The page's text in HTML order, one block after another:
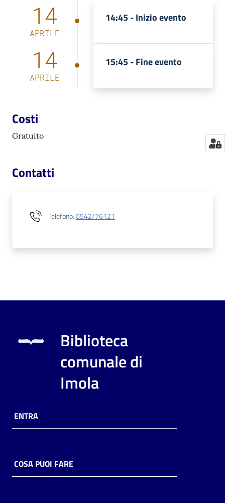
14
APRILE
14:45 -Inizio evento
14
APRILE
15:45 -Fine evento
Costi
Gratuito
Contatti
Telefono:0542/76121
Biblioteca
comunale di
Imola
ENTRA
COSA PUOI FARE